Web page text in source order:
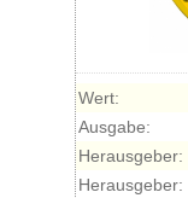
Wert:
Ausgabe:
Herausgeber:
Herausgeber: